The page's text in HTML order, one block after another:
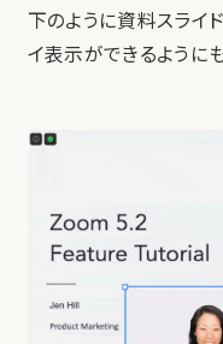
下のように資料スライ
イ表示ができるように